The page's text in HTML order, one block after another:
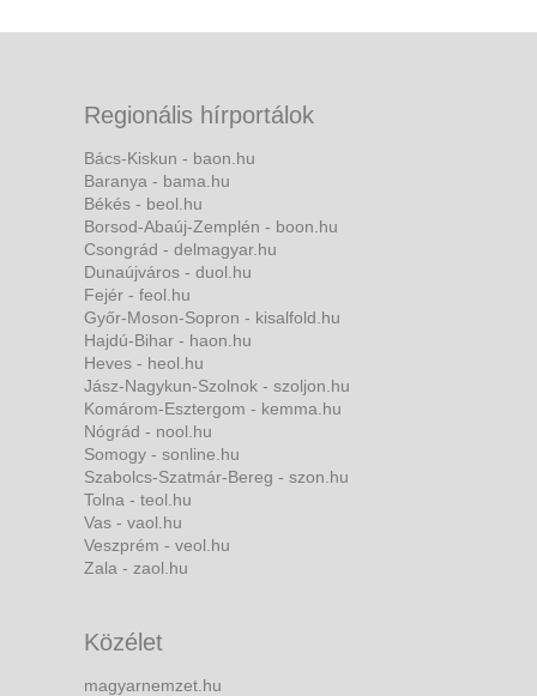
Regionális hírportálok
Bács-Kiskun - baon.hu
Baranya - bama.hu
Békés - beol.hu
Borsod-Abaúj-Zemplén - boon.hu
Csongrád - delmagyar.hu
Dunaújváros - duol.hu
Fejér - feol.hu
Győr-Moson-Sopron - kisalfold.hu
Hajdú-Bihar - haon.hu
Heves - heol.hu
Jász-Nagykun-Szolnok - szoljon.hu
Komárom-Esztergom - kemma.hu
Nógrád - nool.hu
Somogy - sonline.hu
Szabolcs-Szatmár-Bereg - szon.hu
Tolna - teol.hu
Vas - vaol.hu
Veszprém - veol.hu
Zala - zaol.hu
Közélet
magyarnemzet.hu